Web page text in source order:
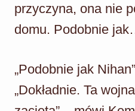
przyczyna, ona nie
domu. Podobnie
„Podobnie jak
„Dokładnie. Ta